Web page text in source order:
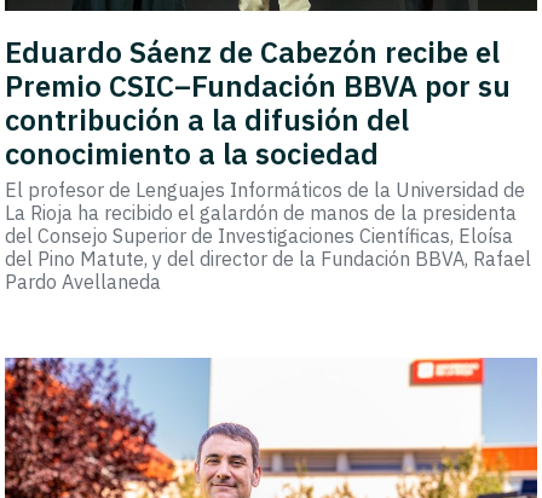
Eduardo Sáenz de Cabezón recibe el
Premio CSIC–Fundación BBVA por su
contribución a la difusión del
conocimiento a la sociedad
El profesor de Lenguajes Informáticos de la Universidad de
La Rioja ha recibido el galardón de manos de la presidenta
del Consejo Superior de Investigaciones Científicas, Eloísa
del Pino Matute, y del director de la Fundación BBVA, Rafael
Pardo Avellaneda